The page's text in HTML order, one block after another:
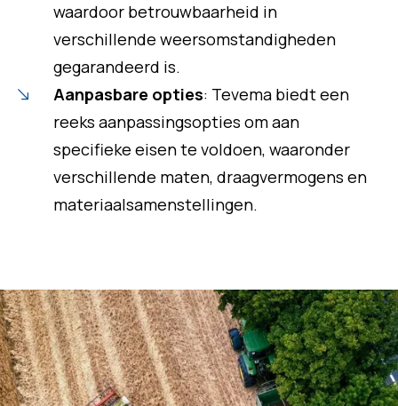
waardoor betrouwbaarheid in
verschillende weersomstandigheden
gegarandeerd is.
Aanpasbare opties: Tevema biedt een
reeks aanpassingsopties om aan
specifieke eisen te voldoen, waaronder
verschillende maten, draagvermogens en
materiaalsamenstellingen.